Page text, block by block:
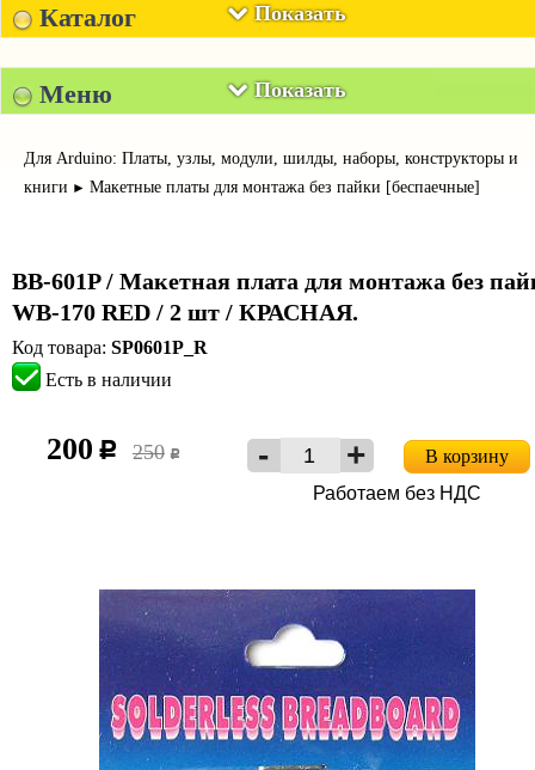
Показать
Каталог
Показать
Меню
Для Arduino: Платы, узлы, модули, шилды, наборы, конструкторы и
книги ► Макетные платы для монтажа без пайки [беспаечные]
BB-601P / Макетная плата для монтажа без
WB-170 RED / 2 шт / КРАСНАЯ.
Код товара: SP0601P_R
Есть в наличии
200 c 250 c
В корзину
Работаем без НДС